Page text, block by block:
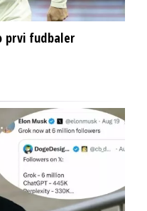
prvi fudbaler